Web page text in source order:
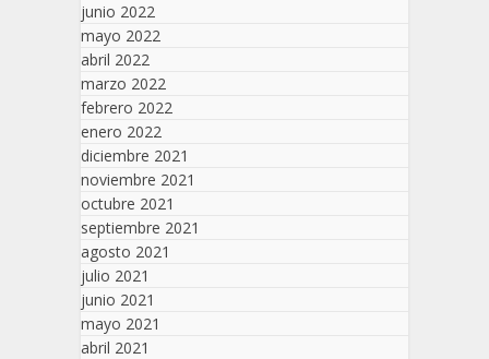
junio 2022
mayo 2022
abril 2022
marzo 2022
febrero 2022
enero 2022
diciembre 2021
noviembre 2021
octubre 2021
septiembre 2021
agosto 2021
julio 2021
junio 2021
mayo 2021
abril 2021